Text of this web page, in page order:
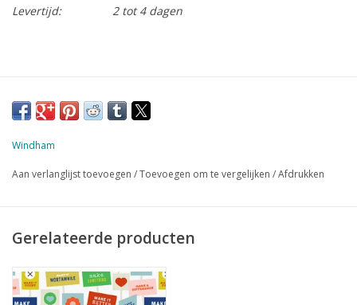
Levertijd:
2 tot 4 dagen
Windham
Aan verlanglijst toevoegen /Toevoegen om te vergelijken /Afdrukken
Gerelateerde producten